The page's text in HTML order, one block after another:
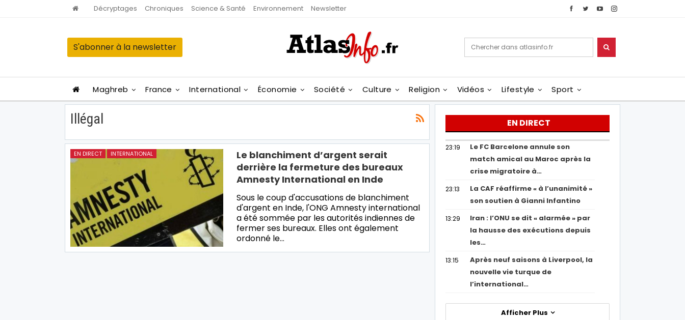
Décryptages Chroniques Science & Santé Environnement Newsletter
S'abonner à la newsletter
Maghreb France International Économie Société Culture Religion Vidéos Lifestyle Sport
Illégal
EN DIRECT INTERNATIONAL
Le blanchiment d’argent serait
derrière la fermeture des bureaux
Amnesty International en Inde
Sous le coup d'accusations de blanchiment
d'argent en Inde, l'ONG Amnesty international
a été sommée par les autorités indiennes de
fermer ses bureaux. Elles ont également
ordonné le…
EN DIRECT
23:19
Le FC Barcelone annule son
match amical au Maroc après la
crise migratoire à…
23:13
La CAF réaffirme « à l’unanimité »
son soutien à Gianni Infantino
13:29
Iran : l’ONU se dit « alarmée » par
la hausse des exécutions depuis
les…
13:15
Après neuf saisons à Liverpool, la
nouvelle vie turque de
l’international…
Afficher Plus